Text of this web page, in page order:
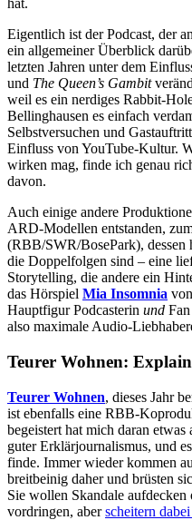
hat.
Eigentlich ist der Podcast, der
ein allgemeiner Überblick
letzten Jahren unter dem
und The Queen’s Gambit
weil es ein nerdiges Rabbit-
Bellinghausen es einfach
Selbstversuchen und
Einfluss von YouTube-Kultur.
wirken mag, finde ich genau
davon.
Auch einige andere
ARD-Modellen entstanden,
(RBB/SWR/BosePark), dessen
die Doppelfolgen sind – eine
Storytelling, die andere ein
das Hörspiel Mia Insomnia
Hauptfigur Podcasterin und
also maximale Audio-
Teurer Wohnen:
Teurer Wohnen, dieses Jahr
ist ebenfalls eine RBB-
begeistert hat mich daran
guter Erklärjournalismus, und
finde. Immer wieder kommen
breitbeinig daher und brüsten
Sie wollen Skandale
vordringen, aberscheitern